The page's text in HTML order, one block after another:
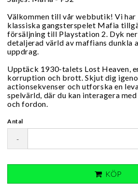
Välkommen till vår webbutik! Vi har
klassiska gangsterspelet Mafia
försäljning till Playstation 2. Dyk ner
detaljerad värld av maffians dunkla
uppdrag.
Upptäck 1930-talets Lost Heaven,
korruption och brott. Skjut dig
actionsekvenser och utforska en
spelvärld, där du kan interagera
och fordon.
Antal
-
KÖP